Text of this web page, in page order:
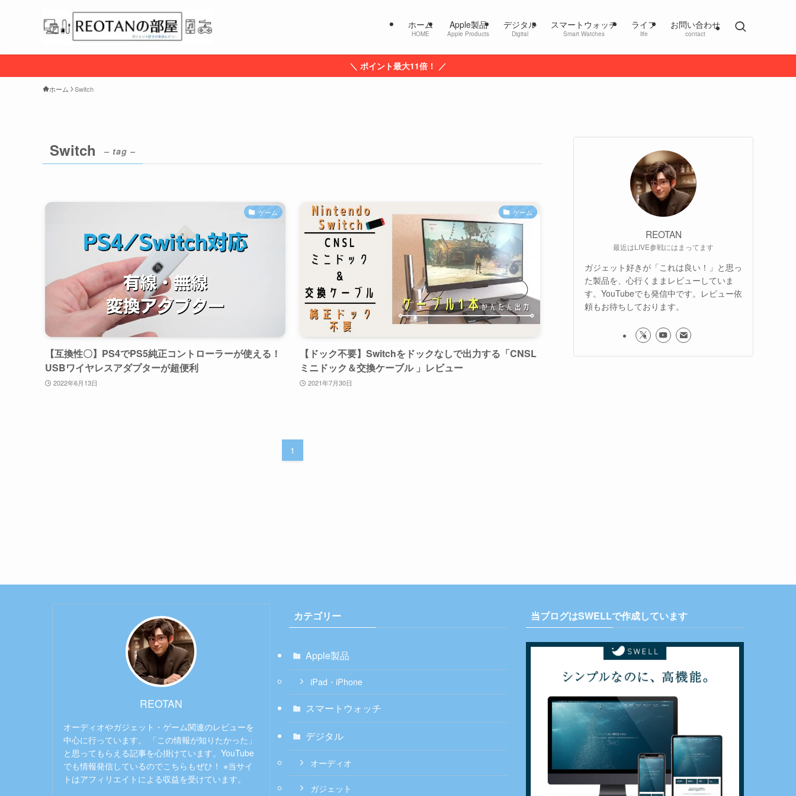
ホーム
HOME
Apple製品
Apple Products
デジタル
Digital
スマートウォッチ
Smart Watches
ライフ
life
お問い合わせ
contact
＼ ポイント最大11倍！ ／
ホーム Switch
Switch – tag –
ゲーム
【互換性〇】PS4でPS5純正コントローラーが使える！
USBワイヤレスアダプターが超便利
2022年6月13日
ゲーム
【ドック不要】Switchをドックなしで出力する「CNSL
ミニドック＆交換ケーブル 」レビュー
2021年7月30日
1
REOTAN
最近はLIVE参戦にはまってます
ガジェット好きが「これは良い！」と思っ
た製品を、心行くままレビューしていま
す。YouTubeでも発信中です。レビュー依
頼もお待ちしております。
REOTAN
オーディオやガジェット・ゲーム関連のレビューを
中心に行っています。 「この情報が知りたかった」
と思ってもらえる記事を心掛けています。YouTube
でも情報発信しているのでこちらもぜひ！ ※当サイ
トはアフィリエイトによる収益を受けています。
カテゴリー
Apple製品
iPad・iPhone
スマートウォッチ
デジタル
オーディオ
ガジェット
当ブログはSWELLで作成しています